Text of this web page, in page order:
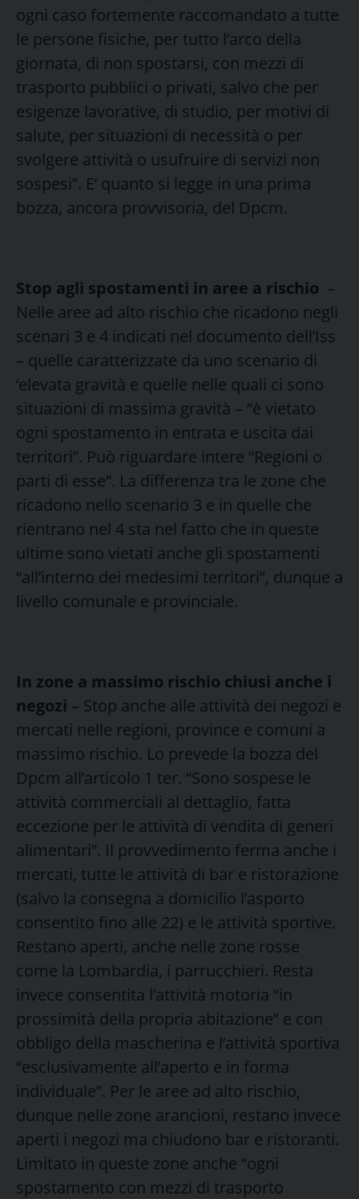
ogni caso fortemente raccomandato a tutte
le persone fisiche, per tutto l’arco della
giornata, di non spostarsi, con mezzi di
trasporto pubblici o privati, salvo che per
esigenze lavorative, di studio, per motivi di
salute, per situazioni di necessità o per
svolgere attività o usufruire di servizi non
sospesi”. E’ quanto si legge in una prima
bozza, ancora provvisoria, del Dpcm.
Stop agli spostamenti in aree a rischio –
Nelle aree ad alto rischio che ricadono negli
scenari 3 e 4 indicati nel documento dell’Iss
– quelle caratterizzate da uno scenario di
‘elevata gravità e quelle nelle quali ci sono
situazioni di massima gravità – “è vietato
ogni spostamento in entrata e uscita dai
territori”. Può riguardare intere “Regioni o
parti di esse”. La differenza tra le zone che
ricadono nello scenario 3 e in quelle che
rientrano nel 4 sta nel fatto che in queste
ultime sono vietati anche gli spostamenti
“all’interno dei medesimi territori”, dunque a
livello comunale e provinciale.
In zone a massimo rischio chiusi anche i
negozi – Stop anche alle attività dei negozi e
mercati nelle regioni, province e comuni a
massimo rischio. Lo prevede la bozza del
Dpcm all’articolo 1 ter. “Sono sospese le
attività commerciali al dettaglio, fatta
eccezione per le attività di vendita di generi
alimentari”. Il provvedimento ferma anche i
mercati, tutte le attività di bar e ristorazione
(salvo la consegna a domicilio l’asporto
consentito fino alle 22) e le attività sportive.
Restano aperti, anche nelle zone rosse
come la Lombardia, i parrucchieri. Resta
invece consentita l’attività motoria “in
prossimità della propria abitazione” e con
obbligo della mascherina e l’attività sportiva
“esclusivamente all’aperto e in forma
individuale”. Per le aree ad alto rischio,
dunque nelle zone arancioni, restano invece
aperti i negozi ma chiudono bar e ristoranti.
Limitato in queste zone anche “ogni
spostamento con mezzi di trasporto